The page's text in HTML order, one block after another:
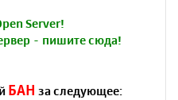
Server!
- пишите сюда!
БАН за следующее: